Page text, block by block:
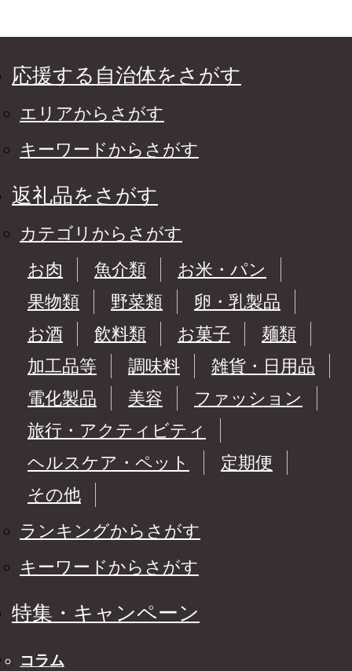
応援する自治体をさがす
エリアからさがす
キーワードからさがす
返礼品をさがす
カテゴリからさがす
お肉
魚介類
お米・パン
果物類
野菜類
卵・乳製品
お酒
飲料類 お菓子
麺類
加工品等
調味料
雑貨・日用品
電化製品
美容
ファッション
旅行・アクティビティ
ヘルスケア・ペット
定期便
その他
ランキングからさがす
キーワードからさがす
特集・キャンペーン
コラム